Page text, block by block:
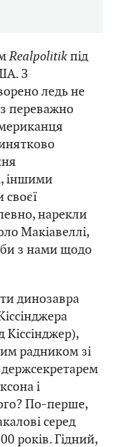
Realpolitikпід
З
ледь не
переважно
іншими
нарекли
Макіавеллі,
з нами щодо
динозавра
Кіссінджер),
радником зі
і
По-перше,
серед
років. Гідний,